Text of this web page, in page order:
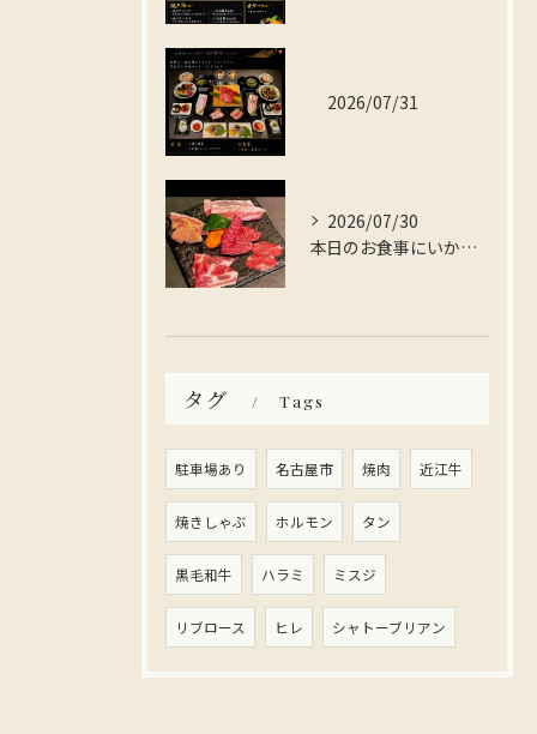
2026/07/31
2026/07/30
本日のお食事にいかがですか？
タグ Tags
駐車場あり 名古屋市 焼肉 近江牛
焼きしゃぶ ホルモン タン
黒毛和牛 ハラミ ミスジ
リブロース ヒレ シャトーブリアン